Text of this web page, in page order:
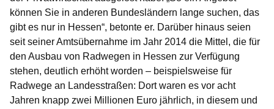
können Sie in anderen Bundesländern lange suchen, das
gibt es nur in Hessen“, betonte er. Darüber hinaus seien
seit seiner Amtsübernahme im Jahr 2014 die Mittel, die für
den Ausbau von Radwegen in Hessen zur Verfügung
stehen, deutlich erhöht worden – beispielsweise für
Radwege an Landesstraßen: Dort waren es vor acht
Jahren knapp zwei Millionen Euro jährlich, in diesem und